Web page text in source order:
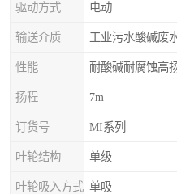
驱动方式 电动
输送介质 工业污水酸碱废
性能 耐酸碱耐腐蚀高
扬程 7m
订货号 MI系列
叶轮结构 单级
叶轮吸入方式 单吸